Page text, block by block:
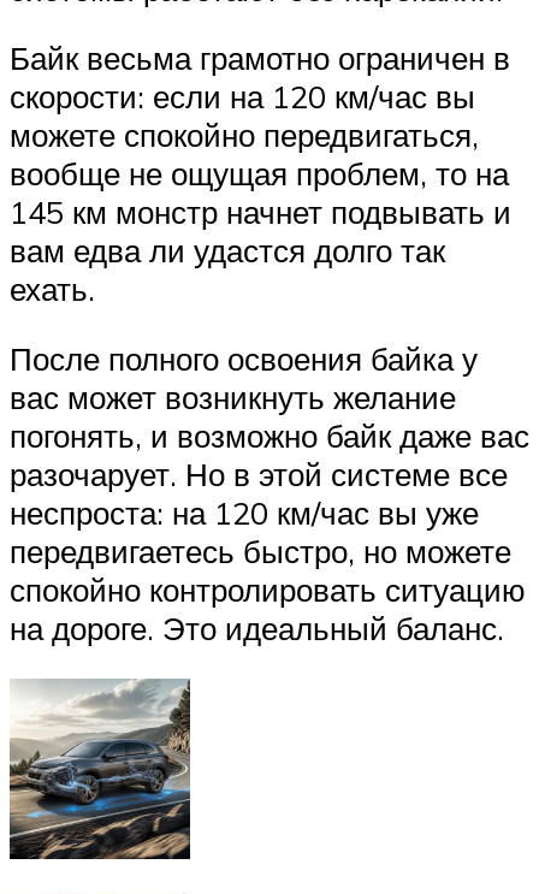
Байк весьма грамотно ограничен в
скорости: если на 120 км/час вы
можете спокойно передвигаться,
вообще не ощущая проблем, то на
145 км монстр начнет подвывать и
вам едва ли удастся долго так
ехать.
После полного освоения байка у
вас может возникнуть желание
погонять, и возможно байк даже вас
разочарует. Но в этой системе все
неспроста: на 120 км/час вы уже
передвигаетесь быстро, но можете
спокойно контролировать ситуацию
на дороге. Это идеальный баланс.